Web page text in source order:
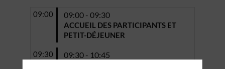
09:00 09:00 - 09:30
ACCUEIL DES PARTICIPANTS ET
PETIT-DÉJEUNER
09:30 09:30 - 10:45